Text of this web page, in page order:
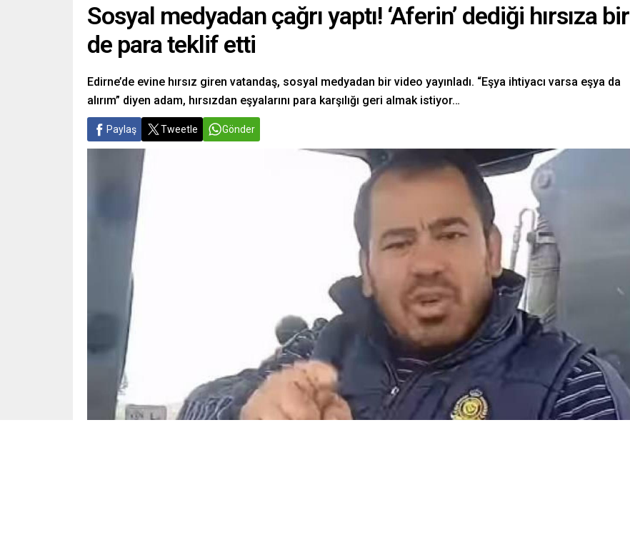
Sosyal medyadan çağrı yaptı! ‘Aferin’ dediği hırsıza bir
de para teklif etti
Edirne’de evine hırsız giren vatandaş, sosyal medyadan bir video yayınladı. “Eşya ihtiyacı varsa eşya da
alırım” diyen adam, hırsızdan eşyalarını para karşılığı geri almak istiyor…
Paylaş Tweetle Gönder